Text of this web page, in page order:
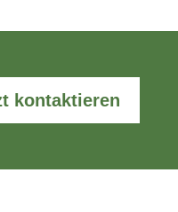
kontaktieren